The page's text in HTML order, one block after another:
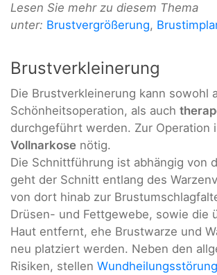
Lesen Sie mehr zu diesem Thema
unter: Brustvergrößerung,
Brustverkleinerung
Die Brustverkleinerung kann sowohl
Schönheitsoperation, als auch
durchgeführt werden. Zur Operation
Vollnarkose nötig.
Die Schnittführung ist abhängig von
geht der Schnitt entlang des
von dort hinab zur
Drüsen- und Fettgewebe, sowie die
Haut entfernt, ehe Brustwarze und
neu platziert werden. Neben den
Risiken, stellen